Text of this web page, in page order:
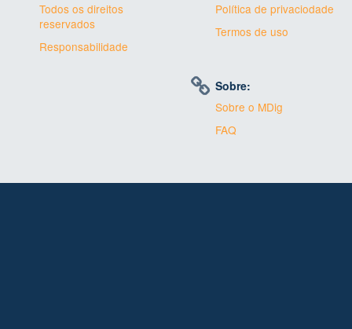
Todos os direitos
reservados
Responsabilidade
Política de privaciodade
Termos de uso
Sobre:
Sobre o MDig
FAQ